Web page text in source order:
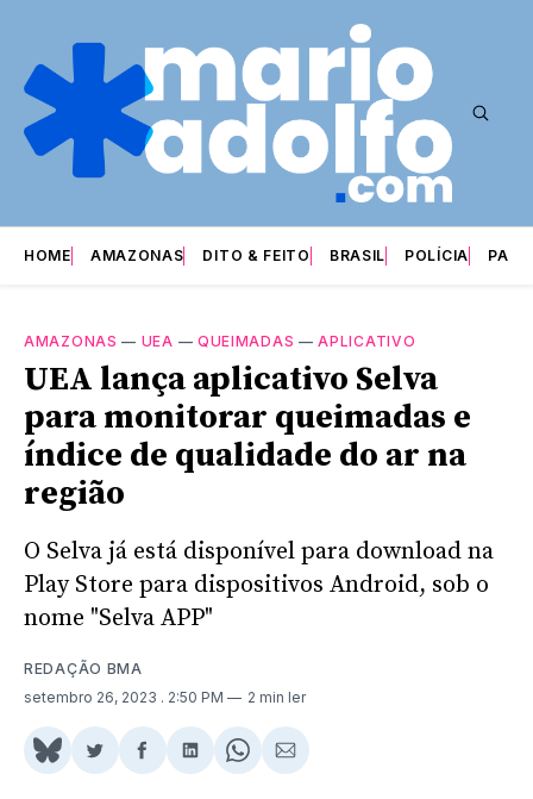
HOME AMAZONAS DITO & FEITO BRASIL POLÍCIA
AMAZONAS — UEA — QUEIMADAS —APLICATIVO
UEA lança aplicativo Selva
para monitorar queimadas e
índice de qualidade do ar na
região
O Selva já está disponível para download na
Play Store para dispositivos Android, sob o
nome "Selva APP"
REDAÇÃO BMA
setembro 26, 2023 . 2:50 PM 2 min ler
ShareCompartilhar
Compartilhar
Compartilhar
ShareCompartilhar